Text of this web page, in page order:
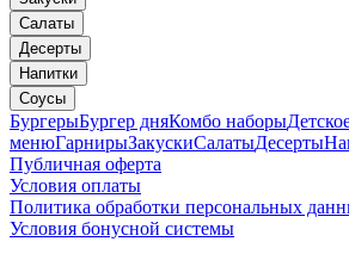
Салаты
Десерты
Напитки
Соусы
БургерыБургер дняКомбо наборы
менюГарнирыЗакускиСалатыДесерты
Публичная оферта
Условия оплаты
Политика обработки персональных
Условия бонусной системы